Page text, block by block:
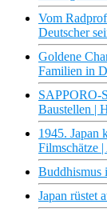
Vom
Deutscher
Goldene
Familien in
SAPPORO-
Baustellen |
1945. Japan
Filmschätze
Buddhismus
Japan rüstet